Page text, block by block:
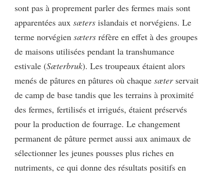
sont pas à proprement parler des fermes mais sont
apparentées aux sæters islandais et norvégiens. Le
terme norvégien sæters réfère en effet à des groupes
de maisons utilisées pendant la transhumance
estivale (Sæterbruk). Les troupeaux étaient alors
menés de pâtures en pâtures où chaque sæterservait
de camp de base tandis que les terrains à proximité
des fermes, fertilisés et irrigués, étaient préservés
pour la production de fourrage. Le changement
permanent de pâture permet aussi aux animaux de
sélectionner les jeunes pousses plus riches en
nutriments, ce qui donne des résultats positifs en